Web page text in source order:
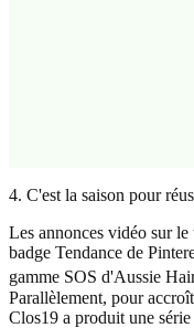
4. C'est la saison pour
Les annonces vidéo sur
badge Tendance de
gamme SOS d'Aussie
Parallèlement, pour
Clos19 a produit une